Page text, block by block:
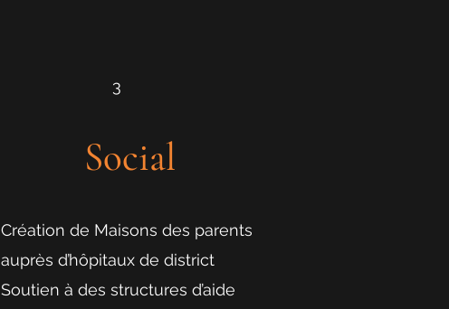
3
Social
Création de Maisons des parents
auprès d’hôpitaux de district
Soutien à des structures d’aide